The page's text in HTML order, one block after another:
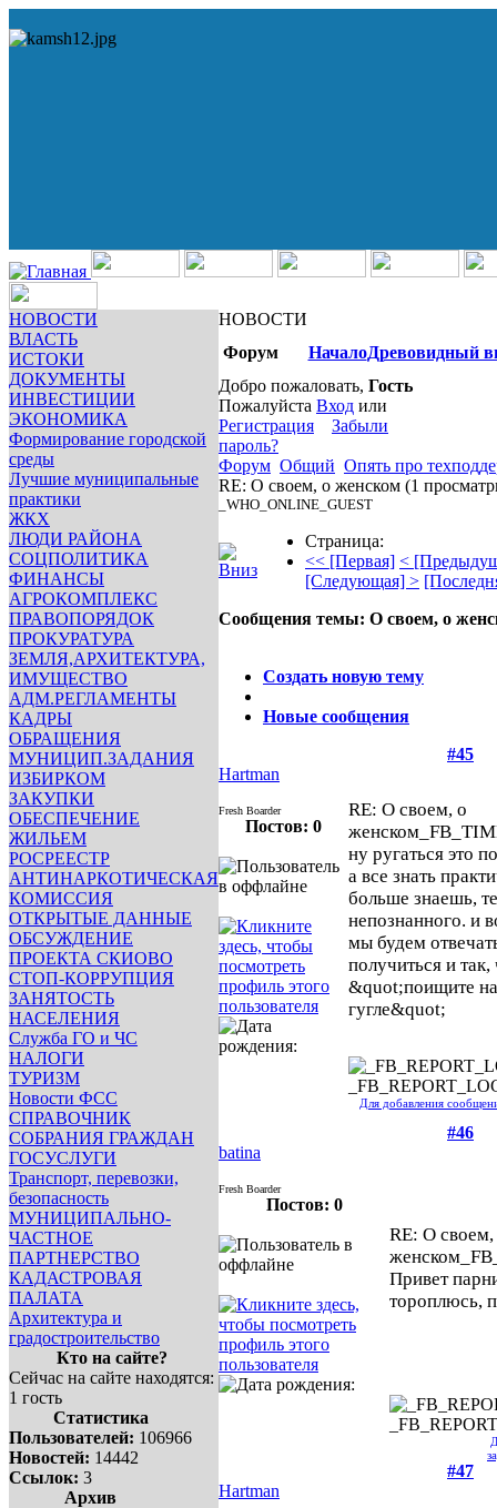
НОВОСТИ
ВЛАСТЬ
ИСТОКИ
ДОКУМЕНТЫ
ИНВЕСТИЦИИ
ЭКОНОМИКА
Формирование городской
среды
Лучшие муниципальные
практики
ЖКХ
ЛЮДИ РАЙОНА
СОЦПОЛИТИКА
ФИНАНСЫ
АГРОКОМПЛЕКС
ПРАВОПОРЯДОК
ПРОКУРАТУРА
ЗЕМЛЯ,АРХИТЕКТУРА,
ИМУЩЕСТВО
АДМ.РЕГЛАМЕНТЫ
КАДРЫ
ОБРАЩЕНИЯ
МУНИЦИП.ЗАДАНИЯ
ИЗБИРКОМ
ЗАКУПКИ
ОБЕСПЕЧЕНИЕ
ЖИЛЬЕМ
РОСРЕЕСТР
АНТИНАРКОТИЧЕСКАЯ
КОМИССИЯ
ОТКРЫТЫЕ ДАННЫЕ
ОБСУЖДЕНИЕ
ПРОЕКТА СКИОВО
СТОП-КОРРУПЦИЯ
ЗАНЯТОСТЬ
НАСЕЛЕНИЯ
Служба ГО и ЧС
НАЛОГИ
ТУРИЗМ
Новости ФСС
СПРАВОЧНИК
СОБРАНИЯ ГРАЖДАН
ГОСУСЛУГИ
Транспорт, перевозки,
безопасность
МУНИЦИПАЛЬНО-
ЧАСТНОЕ
ПАРТНЕРСТВО
КАДАСТРОВАЯ
ПАЛАТА
Архитектура и
градостроительство
Кто на сайте?
Сейчас на сайте находятся:
1 гость
Статистика
Пользователей: 106966
Новостей: 14442
Ссылок: 3
Архив
НОВОСТИ
Форум
НачалоДревовидный
Добро пожаловать, Гость
Пожалуйста Вход или
Регистрация
Забыли
пароль?
Форум Общий Опять про
RE: О своем, о женском (1
_WHO_ONLINE_GUEST
Страница:
<< [Первая] <
[Следующая] >
Сообщения темы: О своем, о
Создать новую тему
Новые сообщения
#45
Hartman
Fresh Boarder
Постов: 0
RE: О своем, о
женском
ну ругаться это
а все знать
больше знаешь,
непознанного. и
мы будем
получиться и так,
&quot;поищите
гугле&quot;
Для добавления
#46
batina
Fresh Boarder
Постов: 0
RE: О своем,
женском
Привет
тороплюсь,
#47
Hartman